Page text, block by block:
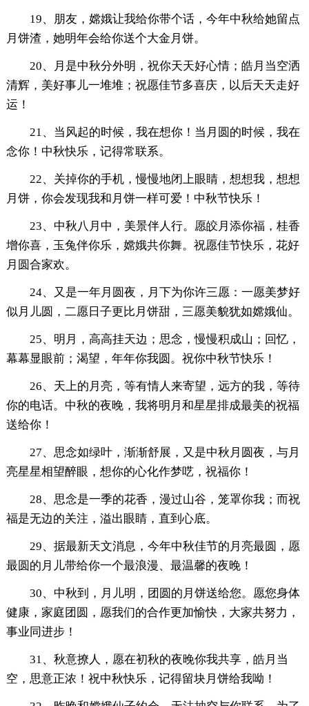
19、朋友，嫦娥让我给你带个话，今年中秋给她留点
月饼渣，她明年会给你送个大金月饼。
20、月是中秋分外明，祝你天天好心情；皓月当空洒
清辉，美好事儿一堆堆；祝愿佳节多喜庆，以后天天走好
运！
21、当风起的时候，我在想你！当月圆的时候，我在
念你！中秋快乐，记得常联系。
22、关掉你的手机，慢慢地闭上眼睛，想想我，想想
月饼，你会发现我和月饼一样可爱！中秋节快乐！
23、中秋八月中，美景伴人行。愿皎月添你福，桂香
增你喜，玉兔伴你乐，嫦娥共你舞。祝愿佳节快乐，花好
月圆合家欢。
24、又是一年月圆夜，月下为你许三愿：一愿美梦好
似月儿圆，二愿日子更比月饼甜，三愿美貌犹如嫦娥仙。
25、明月，高高挂天边；思念，慢慢积成山；回忆，
幕幕显眼前；渴望，年年你我圆。祝你中秋节快乐！
26、天上的月亮，等有情人来寄望，远方的我，等待
你的电话。中秋的夜晚，我将明月和星星排成最美的祝福
送给你！
27、思念如绿叶，渐渐舒展，又是中秋月圆夜，与月
亮星星相望醉眼，想你的心化作梦呓，祝福你！
28、思念是一季的花香，漫过山谷，笼罩你我；而祝
福是无边的关注，溢出眼睛，直到心底。
29、据最新天文消息，今年中秋佳节的月亮最圆，愿
最圆的月儿带给你一个最浪漫、最温馨的夜晚！
30、中秋到，月儿明，团圆的月饼送给您。愿您身体
健康，家庭团圆，愿我们的合作更加愉快，大家共努力，
事业同进步！
31、秋意撩人，愿在初秋的夜晚你我共享，皓月当
空，思意正浓！祝中秋快乐，记得留块月饼给我呦！